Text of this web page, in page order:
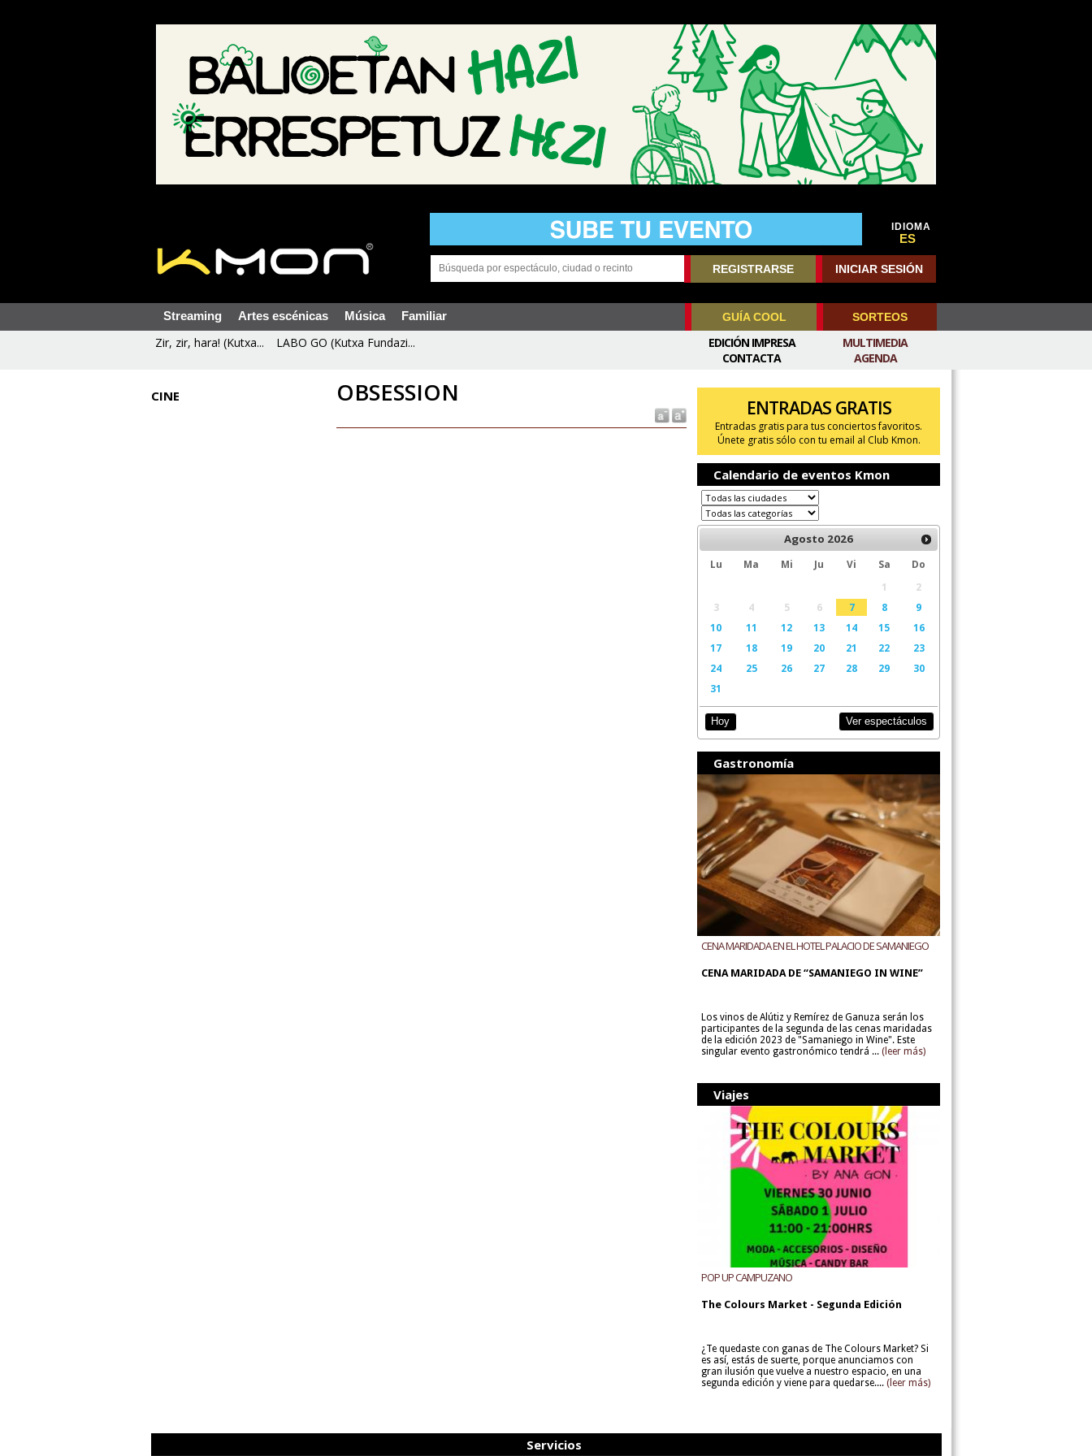
IDIOMA
ES
REGISTRARSE INICIAR SESIÓN
Streaming Artes escénicas Música Familiar GUÍA COOL SORTEOS
Zir, zir, hara! (Kutxa... LABO GO (Kutxa Fundazi...
MULTIMEDIA
AGENDA
EDICIÓN IMPRESA
CONTACTA
CINE OBSESSION
ENTRADAS GRATIS
Entradas gratis para tus conciertos favoritos.
Únete gratis sólo con tu email al Club Kmon.
Calendario de eventos Kmon
Agosto 2026
Lu Ma Mi Ju Vi Sa
Do
1
2
3
4 5 6 7 8
9
10
11 12 13 14 15
16
17
18 19 20 21 22
23
24
25 26 27 28 29
30
31
Hoy Ver espectáculos
Gastronomía
CENA MARIDADA EN EL HOTEL PALACIO DE SAMANIEGO
CENA MARIDADA DE “SAMANIEGO IN WINE”
Los vinos de Alútiz y Remírez de Ganuza serán los
participantes de la segunda de las cenas maridadas
de la edición 2023 de "Samaniego in Wine". Este
singular evento gastronómico tendrá ... (leer más)
Viajes
POP UP CAMPUZANO
The Colours Market - Segunda Edición
¿Te quedaste con ganas de The Colours Market? Si
es así, estás de suerte, porque anunciamos con
gran ilusión que vuelve a nuestro espacio, en una
segunda edición y viene para quedarse.... (leer más)
Servicios